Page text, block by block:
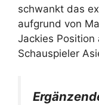
schwankt das
aufgrund von
Jackies
Schauspieler